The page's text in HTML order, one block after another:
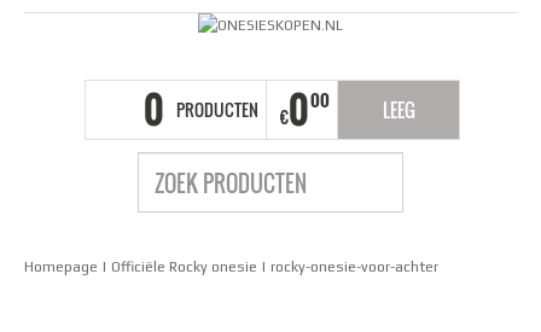
0 PRODUCTEN €000 LEEG
Homepage | Officiële Rocky onesie | rocky-onesie-voor-achter